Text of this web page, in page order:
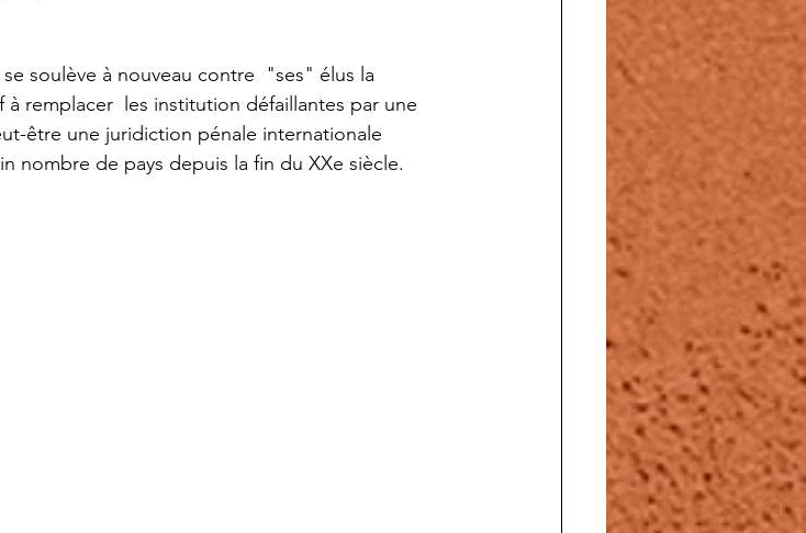
soulève à nouveau contre  "ses" élus la
remplacer  les institution défaillantes par une
être une juridiction pénale internationale
nombre de pays depuis la fin du XXe siècle.